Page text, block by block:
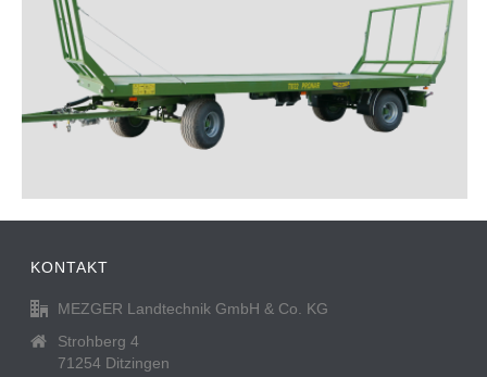
KONTAKT
MEZGER Landtechnik GmbH & Co. KG
Strohberg 4
71254 Ditzingen